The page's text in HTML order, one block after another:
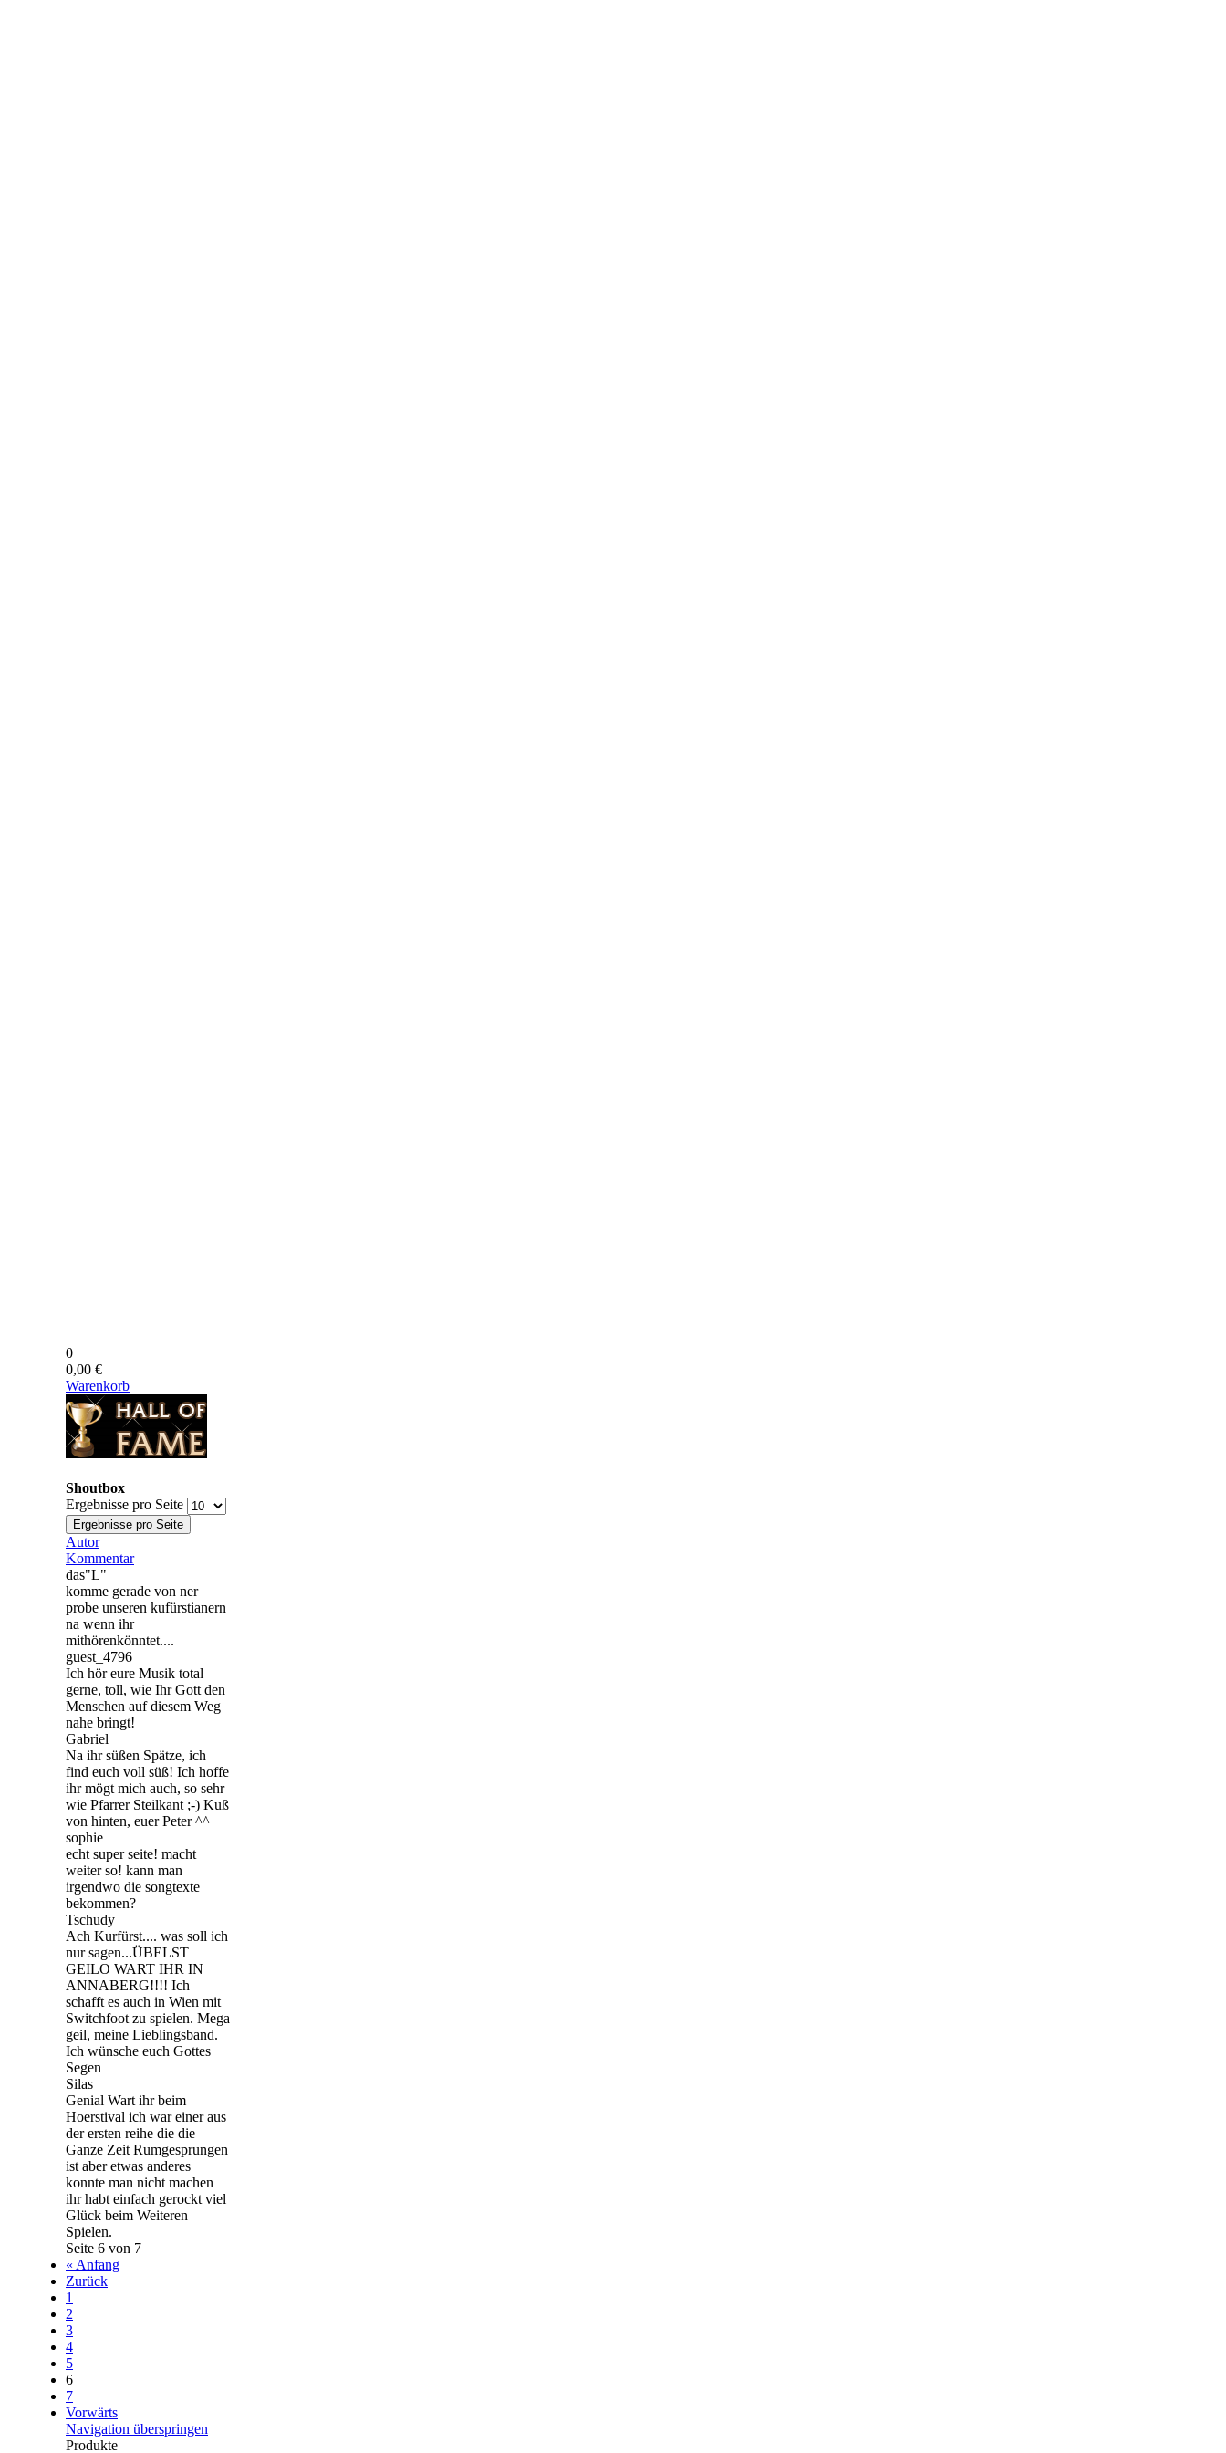
0
0,00 €
Warenkorb
Shoutbox
Ergebnisse pro Seite
Autor
Kommentar
das"L"
komme gerade von ner
probe unseren kufürstianern
na wenn ihr
mithörenkönntet....
guest_4796
Ich hör eure Musik total
gerne, toll, wie Ihr Gott den
Menschen auf diesem Weg
nahe bringt!
Gabriel
Na ihr süßen Spätze, ich
find euch voll süß! Ich hoffe
ihr mögt mich auch, so sehr
wie Pfarrer Steilkant ;-) Kuß
von hinten, euer Peter ^^
sophie
echt super seite! macht
weiter so! kann man
irgendwo die songtexte
bekommen?
Tschudy
Ach Kurfürst.... was soll ich
nur sagen...ÜBELST
GEILO WART IHR IN
ANNABERG!!!! Ich
schafft es auch in Wien mit
Switchfoot zu spielen. Mega
geil, meine Lieblingsband.
Ich wünsche euch Gottes
Segen
Silas
Genial Wart ihr beim
Hoerstival ich war einer aus
der ersten reihe die die
Ganze Zeit Rumgesprungen
ist aber etwas anderes
konnte man nicht machen
ihr habt einfach gerockt viel
Glück beim Weiteren
Spielen.
Seite 6 von 7
« Anfang
Zurück
1
2
3
4
5
6
7
Vorwärts
Navigation überspringen
Produkte